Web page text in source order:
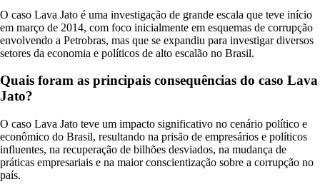
O caso Lava Jato é uma investigação de grande escala que teve início
em março de 2014, com foco inicialmente em esquemas de corrupção
envolvendo a Petrobras, mas que se expandiu para investigar diversos
setores da economia e políticos de alto escalão no Brasil.
Quais foram as principais consequências do caso Lava
Jato?
O caso Lava Jato teve um impacto significativo no cenário político e
econômico do Brasil, resultando na prisão de empresários e políticos
influentes, na recuperação de bilhões desviados, na mudança de
práticas empresariais e na maior conscientização sobre a corrupção no
país.